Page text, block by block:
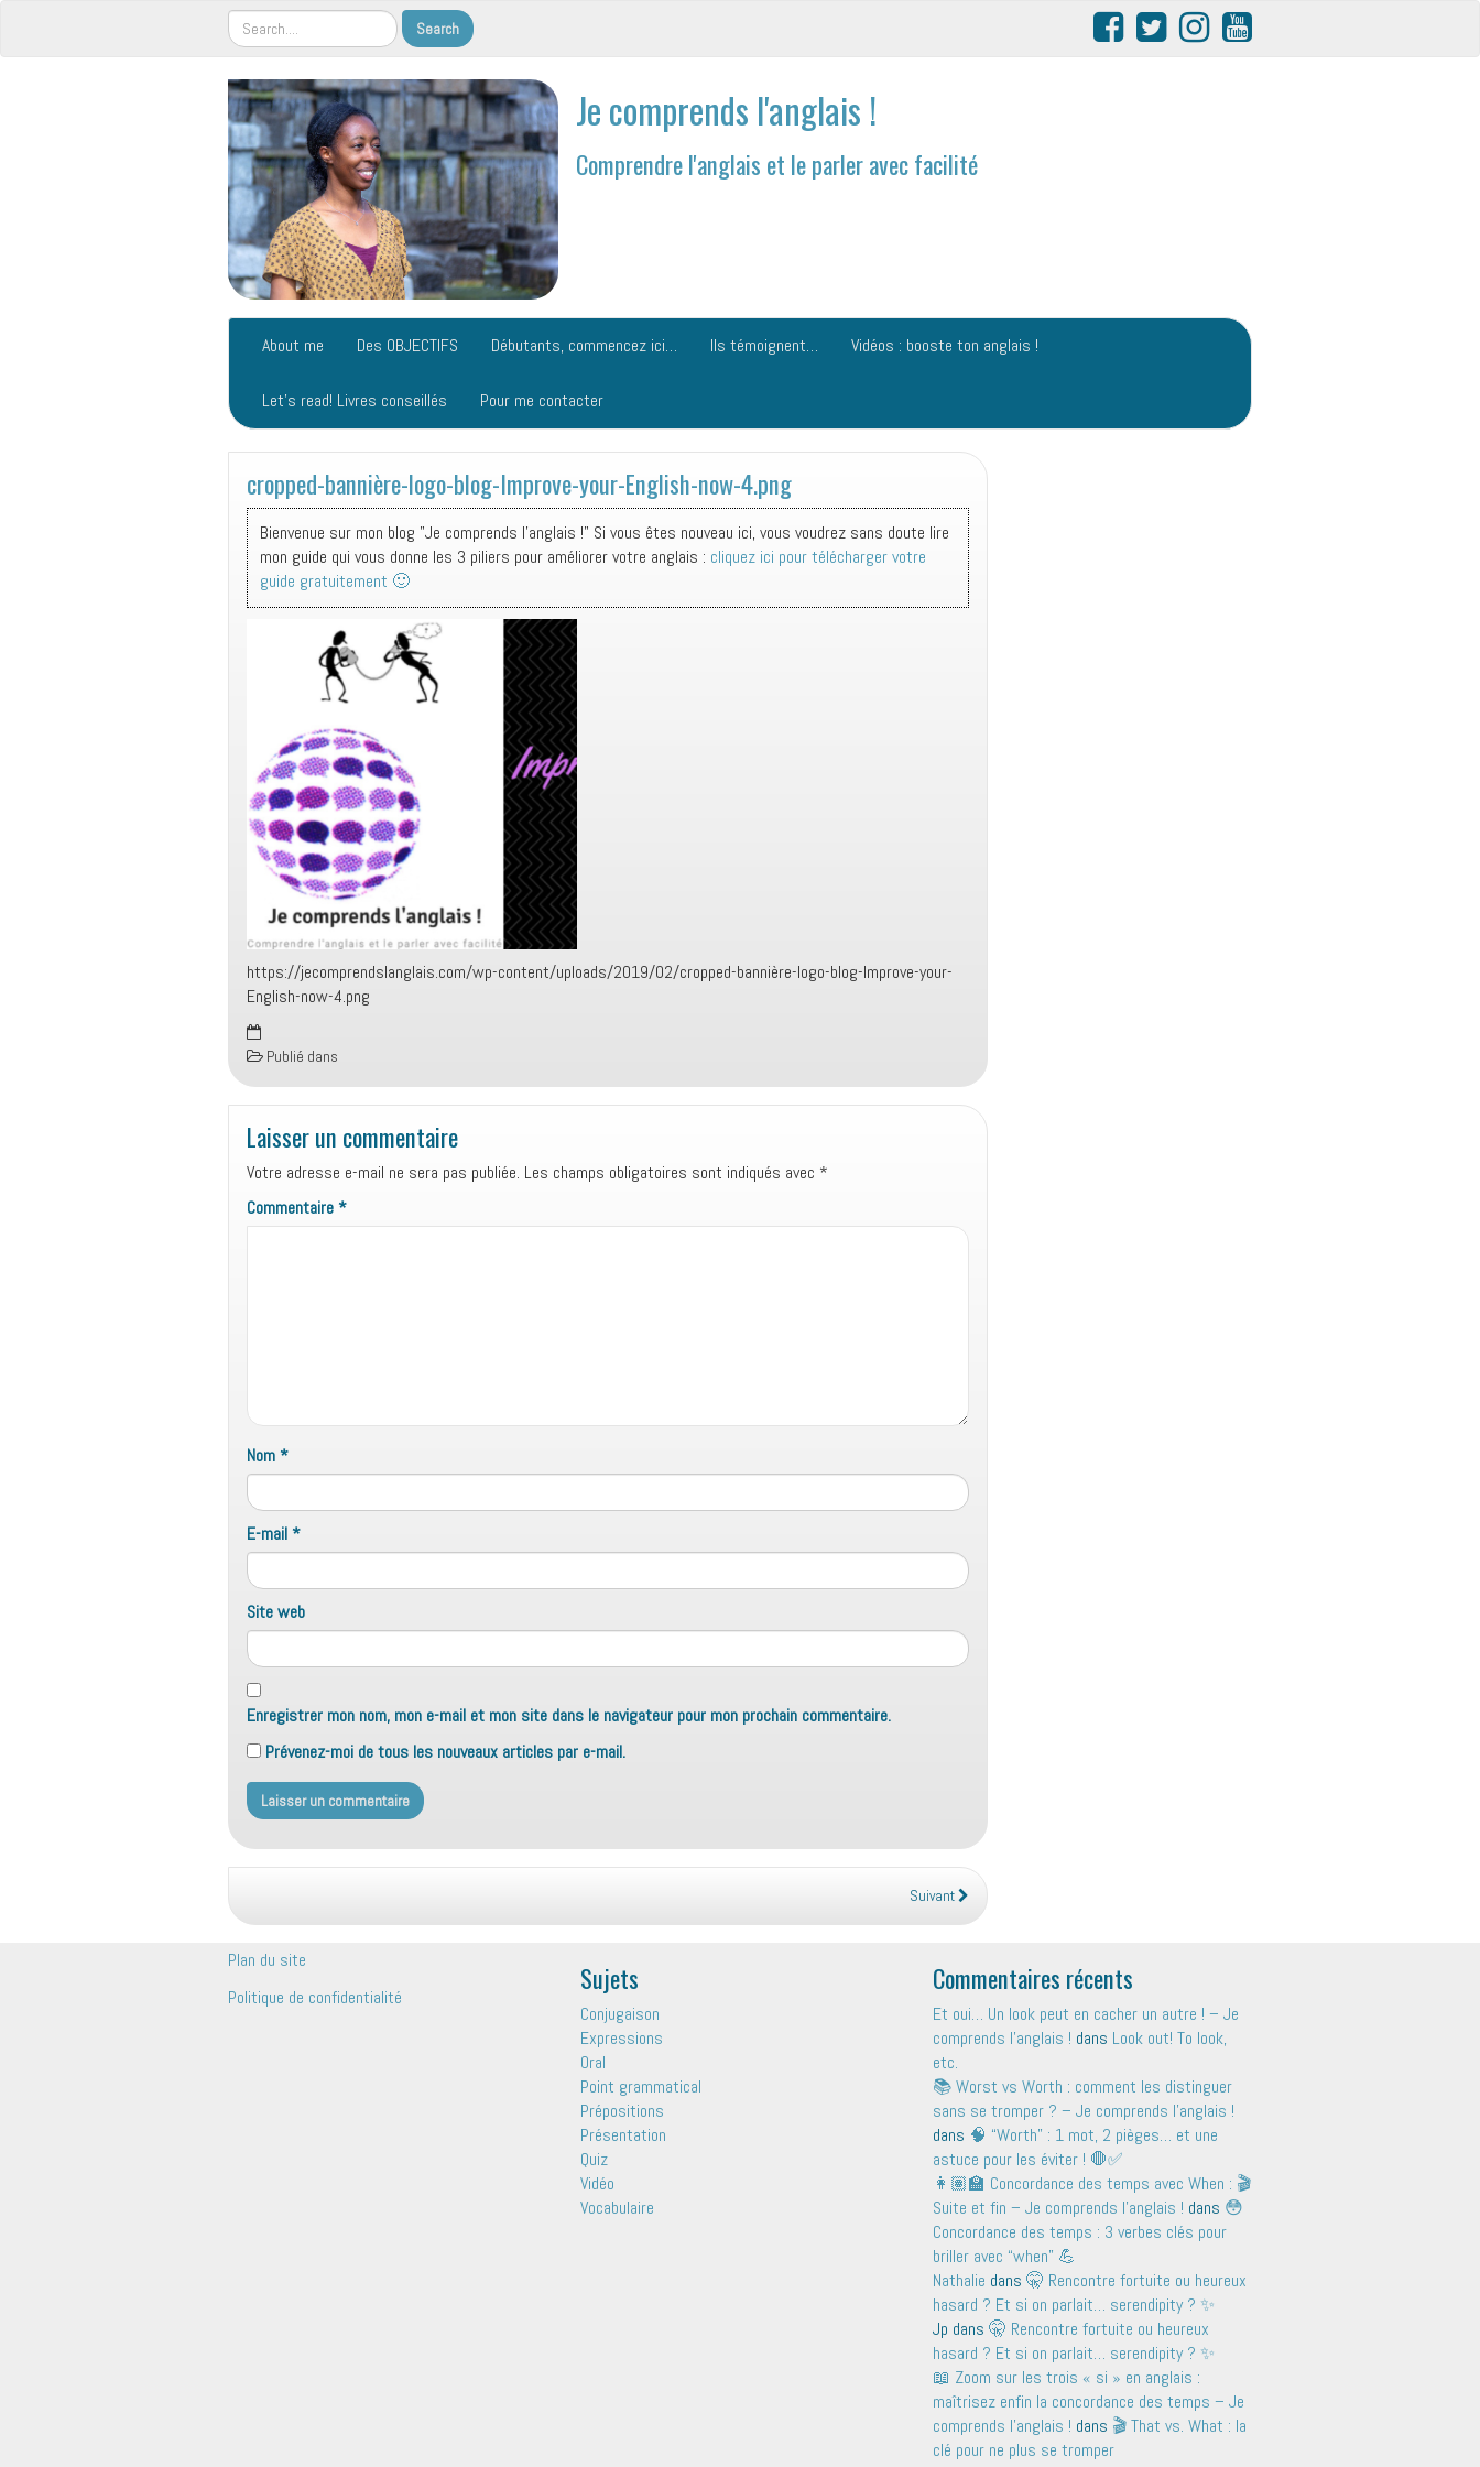
Je comprends l'anglais !
Comprendre l'anglais et le parler avec facilité
About me Des OBJECTIFS Débutants, commencez ici… Ils témoignent… Vidéos : booste ton anglais !
Let’s read! Livres conseillés Pour me contacter
cropped-bannière-logo-blog-Improve-your-English-now-4.png
Bienvenue sur mon blog "Je comprends l'anglais !" Si vous êtes nouveau ici, vous voudrez sans doute lire
mon guide qui vous donne les 3 piliers pour améliorer votre anglais : cliquez ici pour télécharger votre
guide gratuitement 🙂
https://jecomprendslanglais.com/wp-content/uploads/2019/02/cropped-bannière-logo-blog-Improve-your-
English-now-4.png
Publié dans
Laisser un commentaire
Votre adresse e-mail ne sera pas publiée. Les champs obligatoires sont indiqués avec *
Commentaire*
Nom*
E-mail*
Site web
Enregistrer mon nom, mon e-mail et mon site dans le navigateur pour mon prochain commentaire.
Prévenez-moi de tous les nouveaux articles par e-mail.
Suivant
Plan du site
Politique de confidentialité
Sujets
Conjugaison
Expressions
Oral
Point grammatical
Prépositions
Présentation
Quiz
Vidéo
Vocabulaire
Commentaires récents
Et oui… Un look peut en cacher un autre ! – Je
comprends l'anglais ! dans Look out! To look,
etc.
📚 Worst vs Worth : comment les distinguer
sans se tromper ? – Je comprends l'anglais !
dans 🧠 “Worth” : 1 mot, 2 pièges… et une
astuce pour les éviter ! 🛑✅
👩🏽‍🏫 Concordance des temps avec When : 🎬
Suite et fin – Je comprends l'anglais ! dans 😳
Concordance des temps : 3 verbes clés pour
briller avec “when” 💪
Nathalie dans 🤫 Rencontre fortuite ou heureux
hasard ? Et si on parlait… serendipity ? ✨
Jp dans 🤫 Rencontre fortuite ou heureux
hasard ? Et si on parlait… serendipity ? ✨
📖 Zoom sur les trois « si » en anglais :
maîtrisez enfin la concordance des temps – Je
comprends l'anglais ! dans 🎬 That vs. What : la
clé pour ne plus se tromper